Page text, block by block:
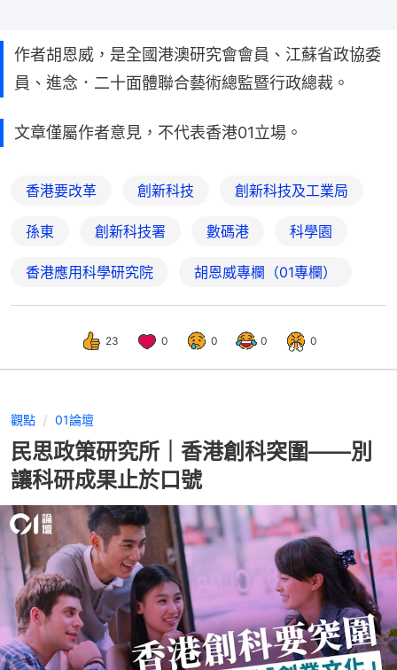
作者胡恩威，是全國港澳研究會會員、江蘇省政協委
員、進念．二十面體聯合藝術總監暨行政總裁。
文章僅屬作者意見，不代表香港01立場。
香港要改革 創新科技 創新科技及工業局
孫東 創新科技署 數碼港 科學園
香港應用科學研究院 胡恩威專欄（01專欄）
23 0 0 0 0
觀點 01論壇
民思政策研究所｜香港創科突圍——別
讓科研成果止於口號